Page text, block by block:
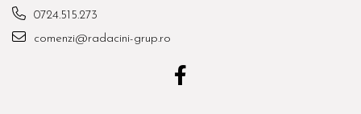
0724.515.273
comenzi@radacini-grup.ro